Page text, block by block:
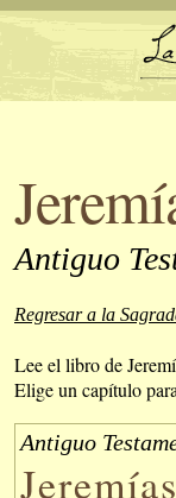
Antiguo
Regresar a la
Lee el libro de
Elige un capítulo
Antiguo
Jeremías